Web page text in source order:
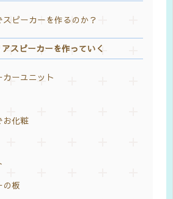
ピーカーを作るのか？
スピーカーを作っていく
ーユニット
お化粧
の板